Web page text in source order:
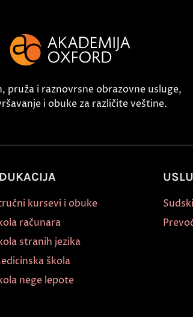
i raznovrsne obrazovne usluge,
i obuke za različite veštine.
kursevi i obuke
računara
stranih jezika
škola
nege lepote